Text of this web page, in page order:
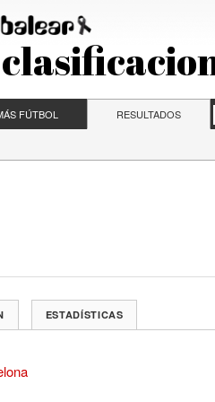
FÚTBOL RESULTADOS
ESTADÍSTICAS